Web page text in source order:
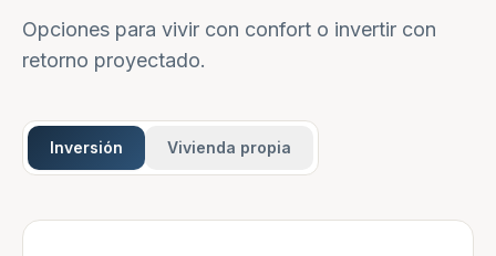
Opciones para vivir con confort o invertir con
retorno proyectado.
Inversión Vivienda propia